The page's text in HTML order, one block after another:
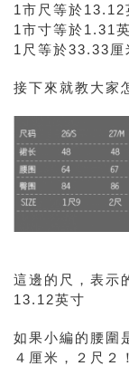
1市尺等於13.12
1市寸等於1.31
1尺等於33.33厘
接下來就教大家
這邊的尺，表示
13.12英寸
如果小編的腰圍
４厘米，２尺２